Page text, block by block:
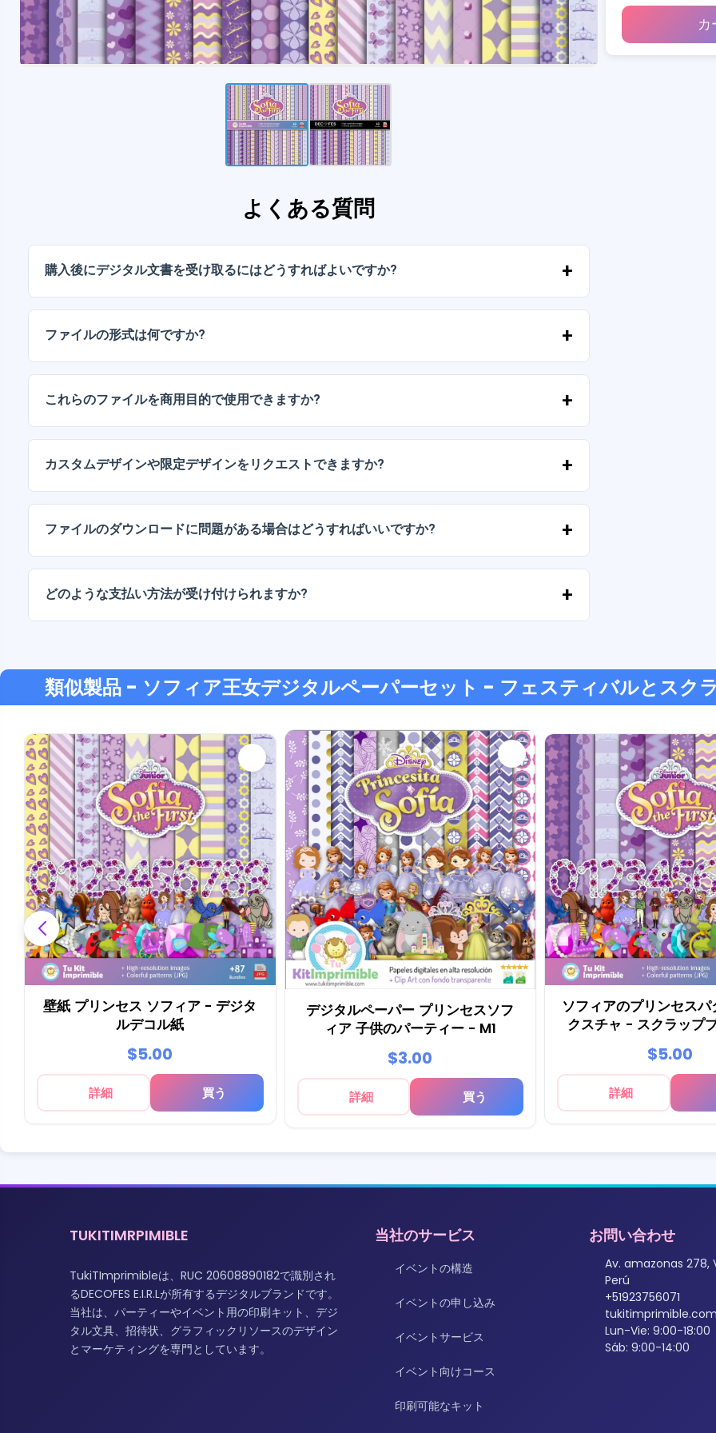
よくある質問
購入後にデジタル文書を受け取るにはどうすればよいですか?
ファイルの形式は何ですか?
これらのファイルを商用目的で使用できますか?
カスタムデザインや限定デザインをリクエストできますか?
ファイルのダウンロードに問題がある場合はどうすればいいですか?
どのような支払い方法が受け付けられますか?
カ
類似製品 - ソフィア王女デジタルペーパーセット - フェスティバルとスク
壁紙 プリンセス ソフィア - デジタ
ルデコル紙
$5.00
詳細 買う
デジタルペーパー プリンセスソフ
ィア 子供のパーティー - M1
$3.00
詳細 買う
ソフィアのプリンセス
クスチャ - スクラップ
$5.00
詳細
TUKITIMRPIMIBLE
TukiTImprimibleは、RUC 20608890182で識別され
るDECOFES E.I.R.Lが所有するデジタルブランドです。
当社は、パーティーやイベント用の印刷キット、デジ
タル文具、招待状、グラフィックリソースのデザイン
とマーケティングを専門としています。
当社のサービス
イベントの構造
イベントの申し込み
イベントサービス
イベント向けコース
印刷可能なキット
お問い合わせ
Av. amazonas 278,
Perú
+51923756071
Lun-Vie: 9:00-18:00
Sáb: 9:00-14:00